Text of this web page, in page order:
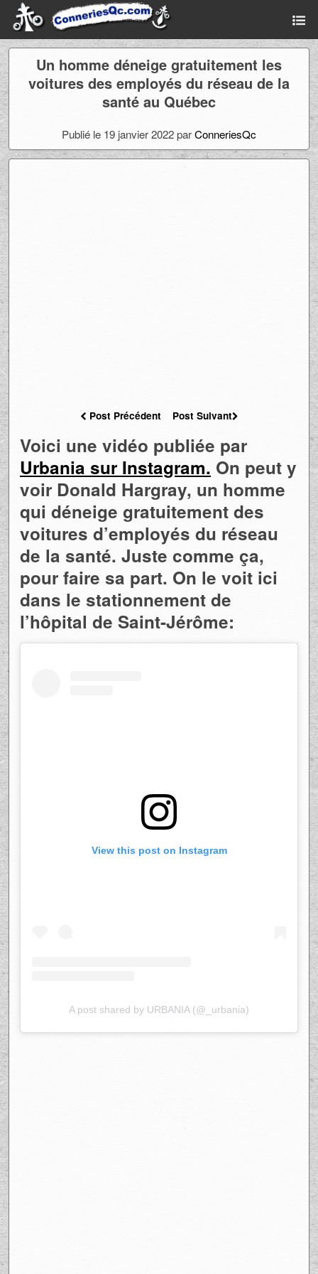
Un homme déneige gratuitement les
voitures des employés du réseau de la
santé au Québec
Publié le 19 janvier 2022 parConneriesQc
Post Précédent Post Suivant
Voici une vidéo publiée par
Urbania sur Instagram. On peut y
voir Donald Hargray, un homme
qui déneige gratuitement des
voitures d’employés du réseau
de la santé. Juste comme ça,
pour faire sa part. On le voit ici
dans le stationnement de
l’hôpital de Saint-Jérôme:
View this post on Instagram
A post shared by URBANIA (@_urbania)